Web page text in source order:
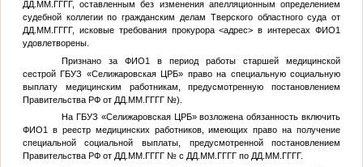
ДД.ММ.ГГГГ, оставленным без изменения апелляционным определением
судебной коллегии по гражданским делам Тверского областного суда от
ДД.ММ.ГГГГ, исковые требования прокурора<адрес> в интересахФИО1
удовлетворены.
Признано за ФИО1
в период работы старшей медицинской
сестрой ГБУЗ «Селижаровская ЦРБ» право на специальную социальную
выплату медицинским работникам, предусмотренную постановлением
Правительства РФ от ДД.ММ.ГГГГ №).
На ГБУЗ «Селижаровская ЦРБ» возложена обязанность включить
ФИО1
в реестр медицинских работников, имеющих право на получение
специальной социальной выплаты, предусмотренной постановлением
Правительства РФ от ДД.ММ.ГГГГ №с ДД.ММ.ГГГГпо ДД.ММ.ГГГГ.